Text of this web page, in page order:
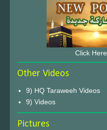
Click Here
Other Videos
9) HQ Taraweeh Videos
9) Videos
Pictures